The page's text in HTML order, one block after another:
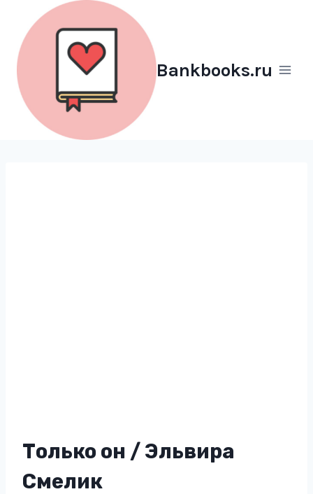
Перейти
содержимому
Bankbooks.ru
Только он / Эльвира
Смелик